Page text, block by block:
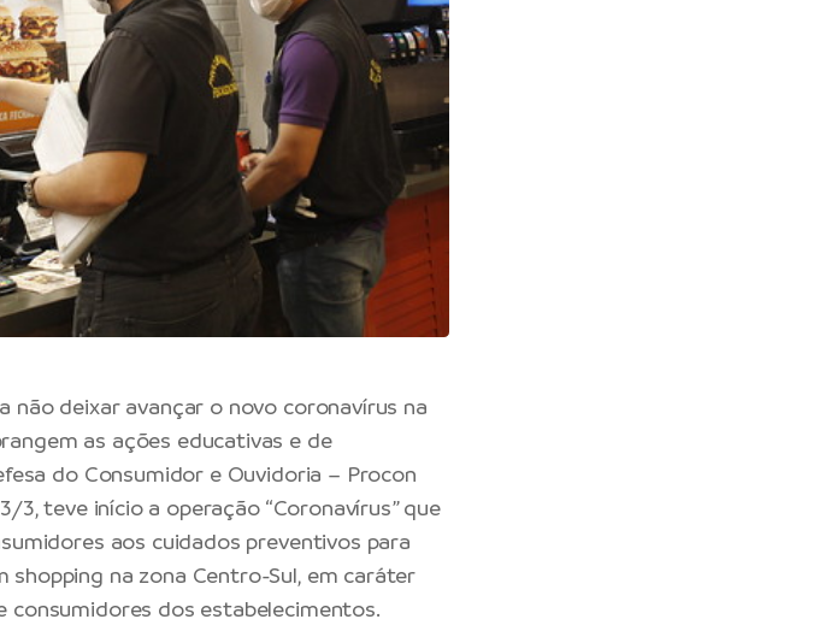
não deixar avançar o novo coronavírus na
as ações educativas e de
do Consumidor e Ouvidoria – Procon
3, teve início a operação “Coronavírus” que
aos cuidados preventivos para
na zona Centro-Sul, em caráter
consumidores dos estabelecimentos.